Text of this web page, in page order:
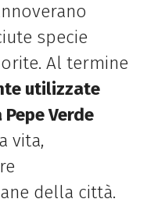
specie
Al termine
utilizzate
Verde
vita,
della città.